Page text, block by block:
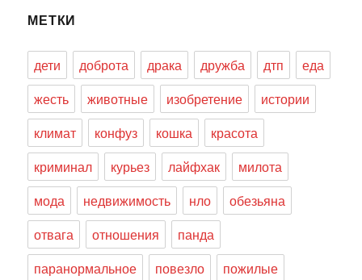
МЕТКИ
дети доброта драка дружба дтп
еда
жесть
животные изобретение
истории
климат
конфуз кошка
красота
криминал
курьез лайфхак
милота
мода
недвижимость нло
обезьяна
отвага
отношения
панда
паранормальное
повезло
пожилые